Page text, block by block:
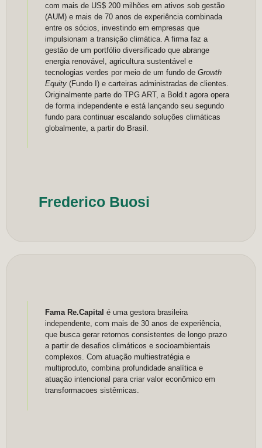
com mais de US$ 200 milhões em ativos sob gestão
(AUM) e mais de 70 anos de experiência combinada
entre os sócios, investindo em empresas que
impulsionam a transição climática. A firma faz a
gestão de um portfólio diversificado que abrange
energia renovável, agricultura sustentável e
tecnologias verdes por meio de um fundo de Growth
Equity (Fundo I) e carteiras administradas de clientes.
Originalmente parte do TPG ART, a Bold.t agora opera
de forma independente e está lançando seu segundo
fundo para continuar escalando soluções climáticas
globalmente, a partir do Brasil.
Frederico Buosi
Fama Re.Capital é uma gestora brasileira
independente, com mais de 30 anos de experiência,
que busca gerar retornos consistentes de longo prazo
a partir de desafios climáticos e socioambientais
complexos. Com atuação multiestratégia e
multiproduto, combina profundidade analítica e
atuação intencional para criar valor econômico em
transformacoes sistêmicas.